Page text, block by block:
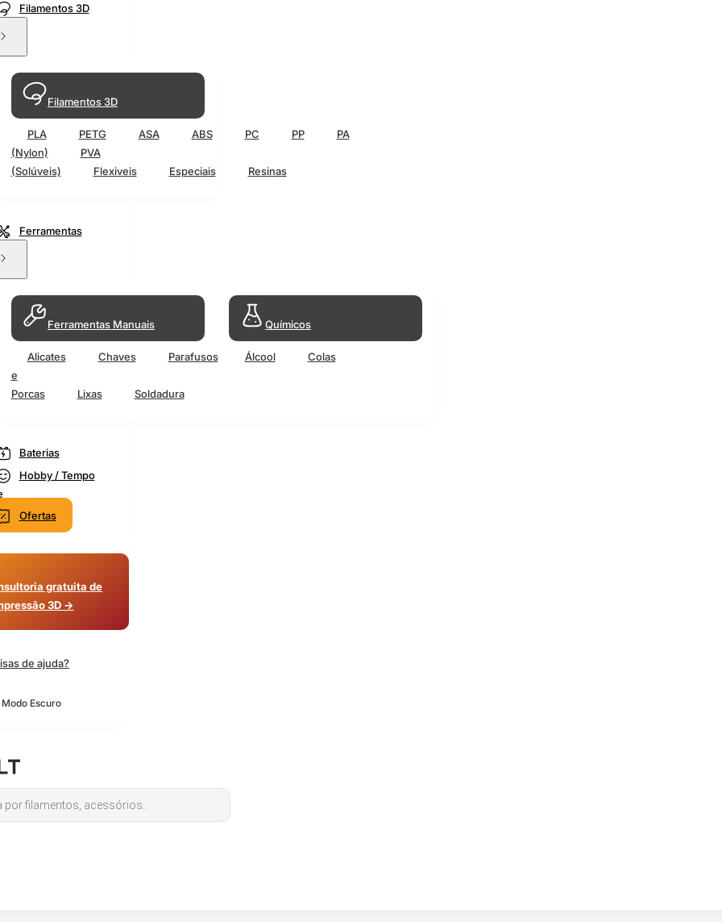
Filamentos 3D
Filamentos 3D
PLA PETG ASA ABS PC PP
PA
(Nylon)
PVA
(Solúveis)
Flexiveis Especiais Resinas
Ferramentas
Ferramentas Manuais
Alicates Chaves
Parafusos
e
Porcas
Lixas Soldadura
Químicos
Álcool Colas
Baterias
Hobby / Tempo
Ofertas
gratuita de
3D →
de ajuda?
Escuro